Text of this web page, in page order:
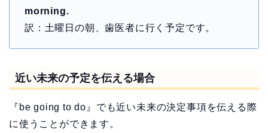
morning.
訳：土曜日の朝、歯医者に行く予定です。
近い未来の予定を伝える場合
『be going to do』でも近い未来の決定事項を伝える際
に使うことができます。